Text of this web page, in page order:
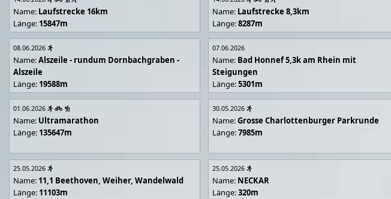
Name: Laufstrecke 16km
Länge: 15847m
Name: Laufstrecke 8,3km
Länge:8287m
08.06.2026
Name:Alszeile - rundum Dornbachgraben -
Alszeile
Länge: 19588m
07.06.2026
Name: Bad Honnef 5,3k am Rhein mit
Steigungen
Länge:5301m
01.06.2026
Name: Ultramarathon
Länge: 135647m
30.05.2026
Name:Grosse Charlottenburger Parkrunde
Länge:7985m
25.05.2026
Name: 11,1 Beethoven, Weiher, Wandelwald
Länge: 11103m
25.05.2026
Name: NECKAR
Länge:320m